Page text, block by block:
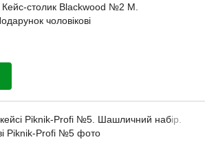
столик Blackwood №2 M.
чоловікові